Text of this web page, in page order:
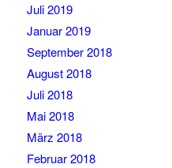
Juli 2019
Januar 2019
September 2018
August 2018
Juli 2018
Mai 2018
März 2018
Februar 2018